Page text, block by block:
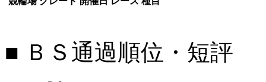
■ ＢＳ通過順位・短評